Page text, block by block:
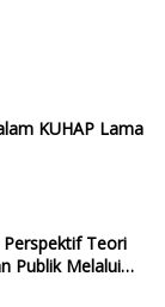
KUHAP Lama
Teori
Publik Melalui
di